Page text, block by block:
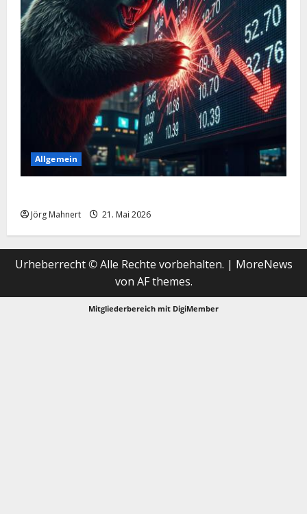
Allgemein
Jörg Mahnert 21. Mai 2026
Urheberrecht © Alle Rechte vorbehalten. | MoreNews
von AF themes.
Mitgliederbereich mit DigiMember